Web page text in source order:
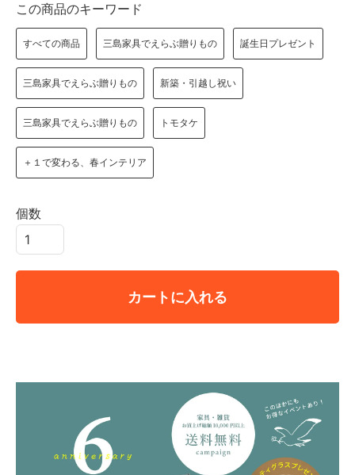
この商品のキーワード
すべての商品 三島家具でえらぶ贈りもの 誕生日プレゼント
三島家具でえらぶ贈りもの 新築・引越し祝い
三島家具でえらぶ贈りもの トモタケ
＋１で変わる、春インテリア
個数
カートに入れる